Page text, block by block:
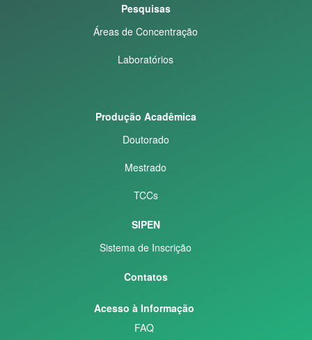
Pesquisas
Áreas de Concentração
Laboratórios
Produção Acadêmica
Doutorado
Mestrado
TCCs
SIPEN
Sistema de Inscrição
Contatos
Acesso à Informação
FAQ